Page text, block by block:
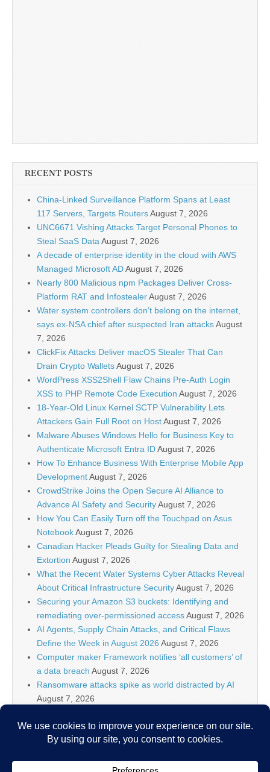
RECENT POSTS
China-Linked Surveillance Platform Spans at Least
117 Servers, Targets RoutersAugust 7, 2026
UNC6671 Vishing Attacks Target Personal Phones to
Steal SaaS DataAugust 7, 2026
A decade of enterprise identity in the cloud with AWS
Managed Microsoft ADAugust 7, 2026
Nearly 800 Malicious npm Packages Deliver Cross-
Platform RAT and InfostealerAugust 7, 2026
Water system controllers don’t belong on the internet,
says ex-NSA chief after suspected Iran attacksAugust
7, 2026
ClickFix Attacks Deliver macOS Stealer That Can
Drain Crypto WalletsAugust 7, 2026
WordPress XSS2Shell Flaw Chains Pre-Auth Login
XSS to PHP Remote Code Execution August 7, 2026
18-Year-Old Linux Kernel SCTP Vulnerability Lets
Attackers Gain Full Root on HostAugust 7, 2026
Malware Abuses Windows Hello for Business Key to
Authenticate Microsoft Entra IDAugust 7, 2026
How To Enhance Business With Enterprise Mobile App
DevelopmentAugust 7, 2026
CrowdStrike Joins the Open Secure AI Alliance to
Advance AI Safety and SecurityAugust 7, 2026
How You Can Easily Turn off the Touchpad on Asus
NotebookAugust 7, 2026
Canadian Hacker Pleads Guilty for Stealing Data and
Extortion August 7, 2026
What the Recent Water Systems Cyber Attacks Reveal
About Critical Infrastructure SecurityAugust 7, 2026
Securing your Amazon S3 buckets: Identifying and
remediating over-permissioned accessAugust 7, 2026
AI Agents, Supply Chain Attacks, and Critical Flaws
Define the Week in August 2026August 7, 2026
Computer maker Framework notifies ‘all customers’ of
a data breach August 7, 2026
Ransomware attacks spike as world distracted by AI
August 7, 2026
Into Full Server Takeover August 7, 2026
Hackers grow more willing to destroy, not just disrupt,